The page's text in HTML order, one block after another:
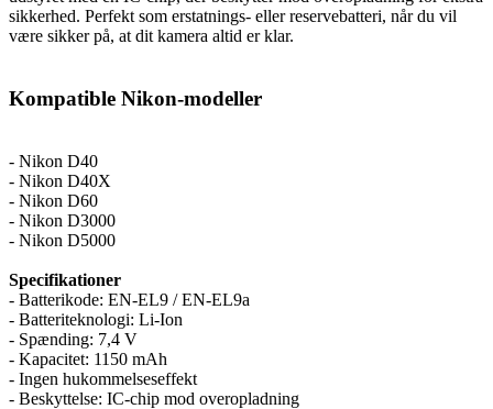
sikkerhed. Perfekt som erstatnings- eller reservebatteri, når du vil
være sikker på, at dit kamera altid er klar.
Kompatible Nikon-modeller
- Nikon D40
- Nikon D40X
- Nikon D60
- Nikon D3000
- Nikon D5000
Specifikationer
- Batterikode: EN-EL9 / EN-EL9a
- Batteriteknologi: Li-Ion
- Spænding: 7,4 V
- Kapacitet: 1150 mAh
- Ingen hukommelseseffekt
- Beskyttelse: IC-chip mod overopladning